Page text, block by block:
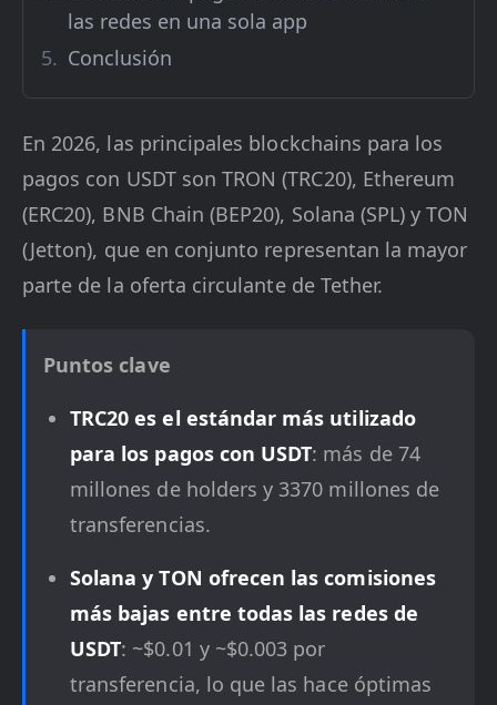
las redes en una sola app
Conclusión
En 2026, las principales blockchains para los
pagos con USDT son TRON (TRC20), Ethereum
(ERC20), BNB Chain (BEP20), Solana (SPL) y TON
(Jetton), que en conjunto representan la mayor
parte de la oferta circulante de Tether.
Puntos clave
TRC20 es el estándar más utilizado
para los pagos con USDT: más de 74
millones de holders y 3370 millones de
transferencias.
Solana y TON ofrecen las comisiones
más bajas entre todas las redes de
USDT: ~$0.01 y ~$0.003 por
transferencia, lo que las hace óptimas